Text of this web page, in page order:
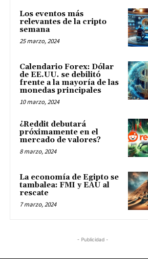
Los eventos más
relevantes de la cripto
semana
25 marzo, 2024
Calendario Forex: Dólar
de EE.UU. se debilitó
frente a la mayoría de las
monedas principales
10 marzo, 2024
¿Reddit debutará
próximamente en el
mercado de valores?
8 marzo, 2024
La economía de Egipto se
tambalea: FMI y EAU al
rescate
7 marzo, 2024
- Publicidad -